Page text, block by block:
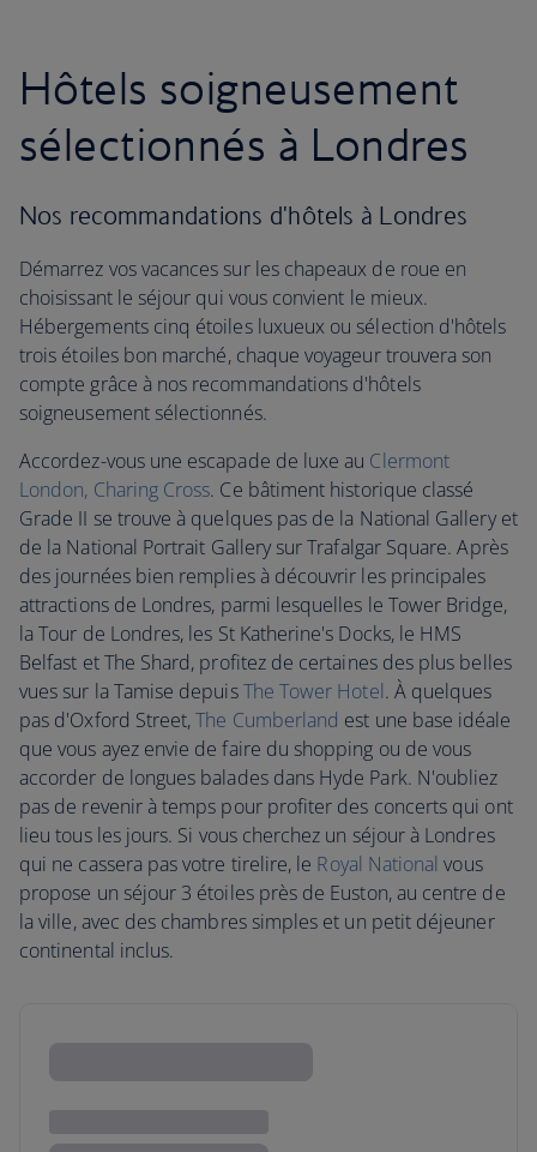
Hôtels soigneusement
sélectionnés à Londres
Nos recommandations d'hôtels à Londres
Démarrez vos vacances sur les chapeaux de roue en
choisissant le séjour qui vous convient le mieux.
Hébergements cinq étoiles luxueux ou sélection d'hôtels
trois étoiles bon marché, chaque voyageur trouvera son
compte grâce à nos recommandations d'hôtels
soigneusement sélectionnés.
Accordez-vous une escapade de luxe au Clermont
London, Charing Cross. Ce bâtiment historique classé
Grade II se trouve à quelques pas de la National Gallery et
de la National Portrait Gallery sur Trafalgar Square. Après
des journées bien remplies à découvrir les principales
attractions de Londres, parmi lesquelles le Tower Bridge,
la Tour de Londres, les St Katherine's Docks, le HMS
Belfast et The Shard, profitez de certaines des plus belles
vues sur la Tamise depuisThe Tower Hotel. À quelques
pas d'Oxford Street,The Cumberland est une base idéale
que vous ayez envie de faire du shopping ou de vous
accorder de longues balades dans Hyde Park. N'oubliez
pas de revenir à temps pour profiter des concerts qui ont
lieu tous les jours. Si vous cherchez un séjour à Londres
qui ne cassera pas votre tirelire, le Royal National vous
propose un séjour 3 étoiles près de Euston, au centre de
la ville, avec des chambres simples et un petit déjeuner
continental inclus.